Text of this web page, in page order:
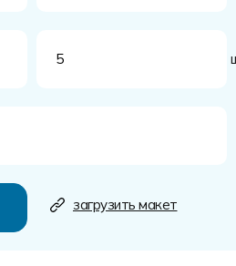
загрузить макет